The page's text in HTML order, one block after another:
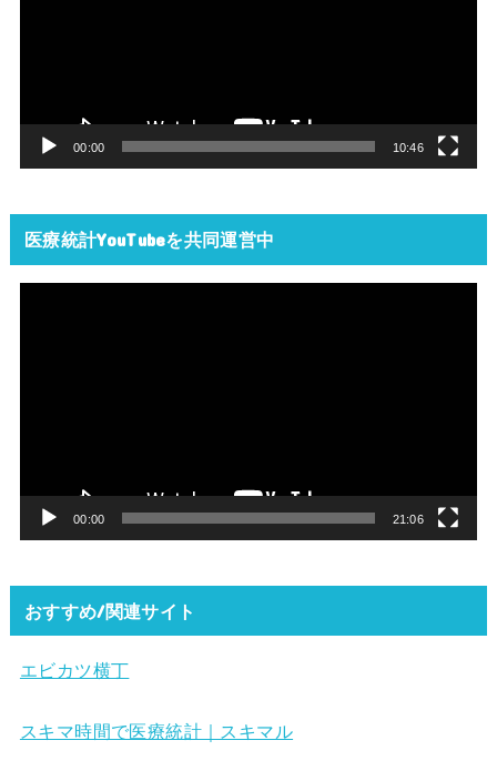
00:00 10:46
医療統計YouTubeを共同運営中
00:00 21:06
おすすめ/関連サイト
エビカツ横丁
スキマ時間で医療統計｜スキマル